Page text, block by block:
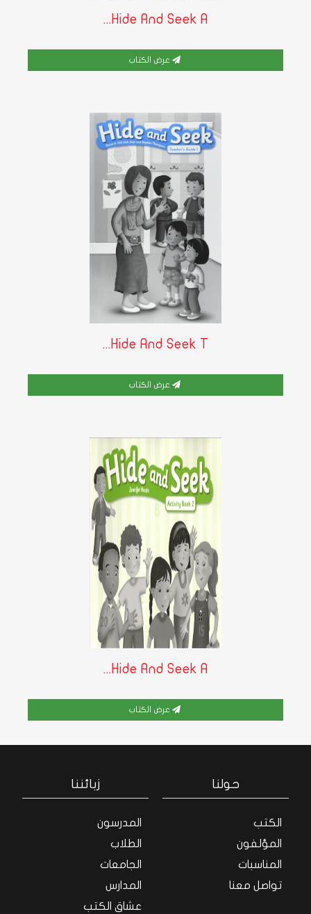
Hide And Seek A...
عرض الكتاب
Hide And Seek T...
عرض الكتاب
Hide And Seek A...
عرض الكتاب
حولنا
الكتب
المؤلفون
المناسبات
تواصل معنا
زبائننا
المدرسون
الطلاب
الجامعات
المدارس
عشاق الكتب